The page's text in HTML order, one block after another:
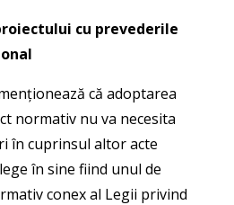
cu prevederile
că adoptarea
normativ nu va necesita
în cuprinsul altor acte
în sine fiind unul de
conex al Legii privind